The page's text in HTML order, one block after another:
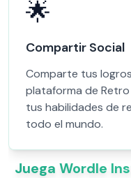
🌟
Compartir Social
Comparte tus
plataforma de
tus habilidades de
todo el mundo.
Juega Wordle